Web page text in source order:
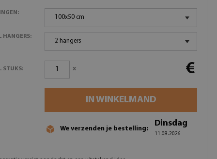
100x50 cm
HANGERS:
2 hangers
STUKS: x €
IN WINKELMAND
We verzenden je bestelling:
Dinsdag
11.08.2026